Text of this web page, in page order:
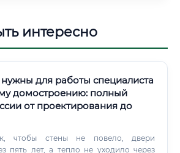
интересно
для работы специалиста
домостроению: полный
от проектирования до
чтобы стены не повело, двери
пять лет, а тепло не уходило через